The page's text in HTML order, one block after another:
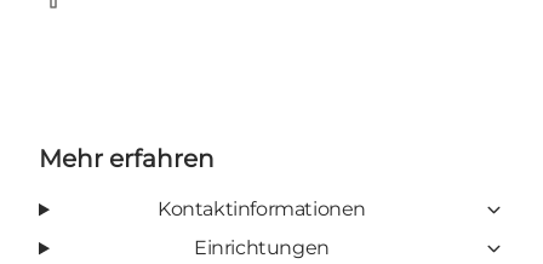
Facebook
Mehr erfahren
Kontaktinformationen
Einrichtungen